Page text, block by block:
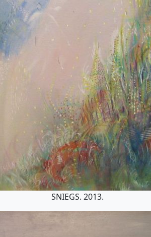
SNIEGS. 2013.